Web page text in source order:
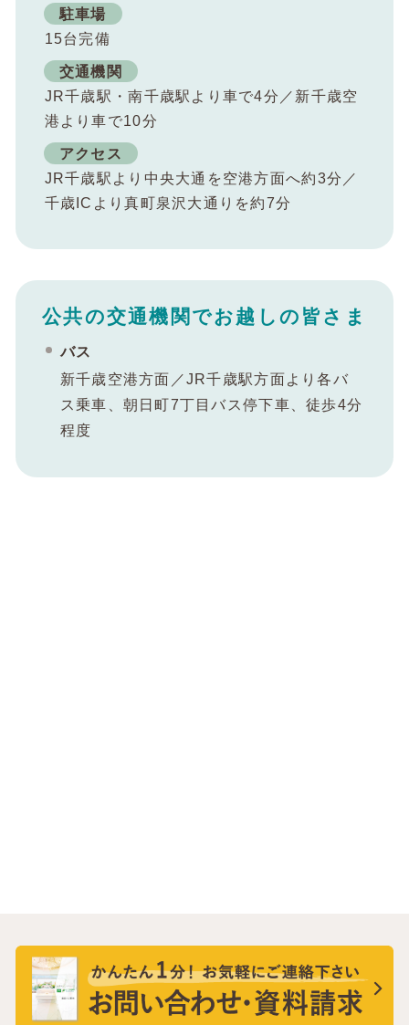
駐車場
15台完備
交通機関
JR千歳駅・南千歳駅より車で4分／新千歳空
港より車で10分
アクセス
JR千歳駅より中央大通を空港方面へ約3分／
千歳ICより真町泉沢大通りを約7分
公共の交通機関でお越しの皆さま
バス
新千歳空港方面／JR千歳駅方面より各バ
ス乗車、朝日町7丁目バス停下車、徒歩4分
程度